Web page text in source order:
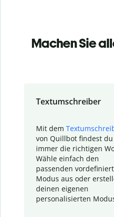
Machen Sie
Textumschreiber
Mit dem
von Quillbot findest du
immer die richtigen
Wähle einfach den
passenden
Modus aus oder
deinen eigenen
personalisierten